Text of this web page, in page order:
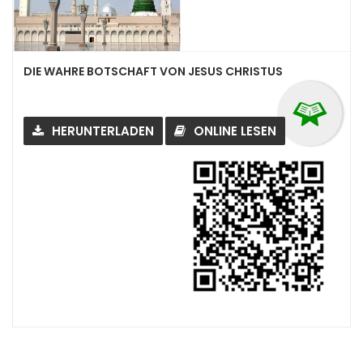
DIE WAHRE BOTSCHAFT VON JESUS CHRISTUS
HERUNTERLADEN ONLINE LESEN